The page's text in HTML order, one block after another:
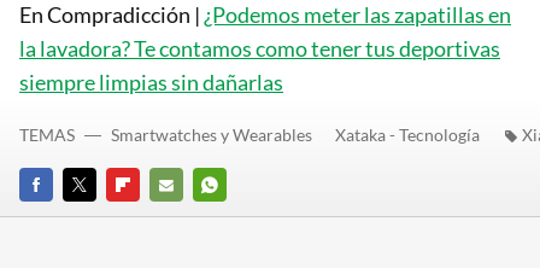
En Compradicción | ¿Podemos meter las zapatillas en
la lavadora? Te contamos como tener tus deportivas
siempre limpias sin dañarlas
FACEBOOK
TWITTERFLIPBOARD
E-
WHATSAPP
TEMAS Smartwatches y Wearables Xataka - Tecnología